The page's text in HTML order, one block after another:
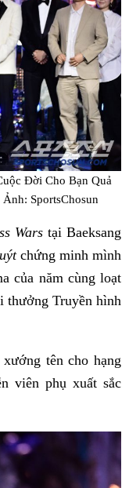
Đời Cho Bạn Quả
SportsChosun
Wars tại Baeksang
chứng minh mình
của năm cùng loạt
thưởng Truyền hình
tên cho hạng
viên phụ xuất sắc